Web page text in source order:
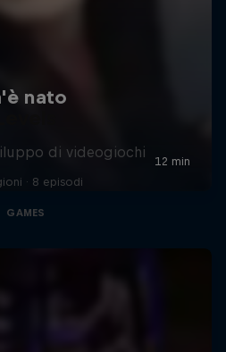
di videogiochi
· 8 episodi
GAMES